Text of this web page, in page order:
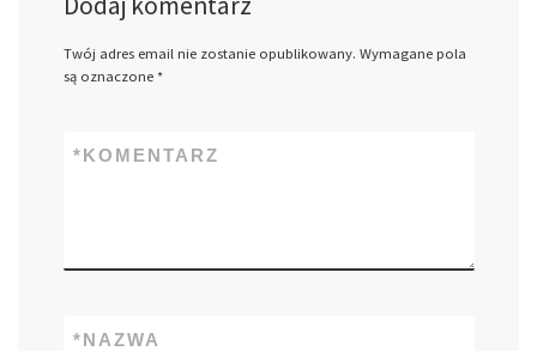
Twój adres email nie zostanie opublikowany. Wymagane pola
są oznaczone *
KOMENTARZ
*
NAZWA
*